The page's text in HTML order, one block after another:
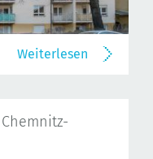
Weiterlesen